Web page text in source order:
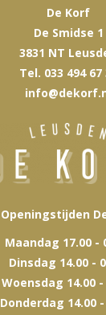
De Korf
De Smidse 1
3831 NT
Tel. 033 494 67
Openingstijden
Maandag 17.00 -
Dinsdag 14.00 -
Woensdag 14.00 -
Donderdag 14.00 -